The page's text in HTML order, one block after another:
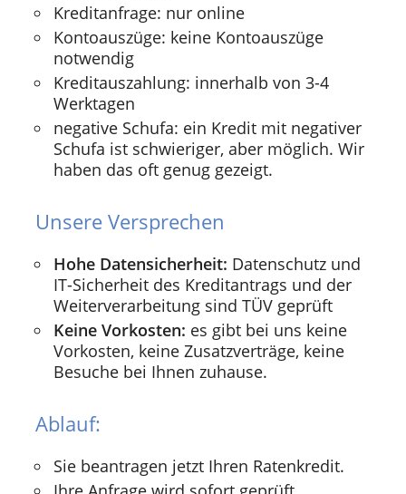
Kreditanfrage: nur online
Kontoauszüge: keine Kontoauszüge
notwendig
Kreditauszahlung: innerhalb von 3-4
Werktagen
negative Schufa: ein Kredit mit negativer
Schufa ist schwieriger, aber möglich. Wir
haben das oft genug gezeigt.
Unsere Versprechen
Hohe Datensicherheit: Datenschutz und
IT-Sicherheit des Kreditantrags und der
Weiterverarbeitung sind TÜV geprüft
Keine Vorkosten: es gibt bei uns keine
Vorkosten, keine Zusatzverträge, keine
Besuche bei Ihnen zuhause.
Ablauf:
Sie beantragen jetzt Ihren Ratenkredit.